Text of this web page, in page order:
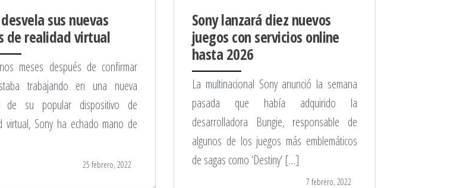
sus nuevas
de realidad virtual
meses después de confirmar
trabajando en una nueva
de su popular dispositivo de
virtual, Sony ha echado mano de
25 febrero, 2022
Sony lanzará diez nuevos
juegos con servicios online
hasta 2026
La multinacional Sony anunció la semana
pasada que había adquirido la
desarrolladora Bungie, responsable de
algunos de los juegos más emblemáticos
de sagas como ‘Destiny‘ […]
7 febrero, 2022